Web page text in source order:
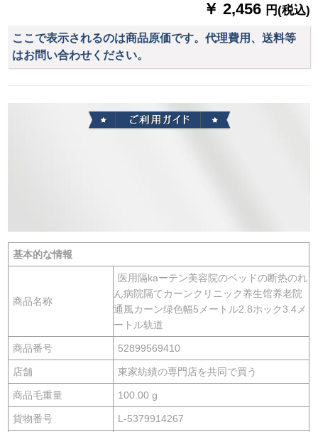
￥ 2,456 円(税込)
ここで表示されるのは商品原価です。代理費用、送料等
はお問い合わせください。
基本的な情報
商品名称
医用隔kaーテン美容院のベッドの断热のれ
ん病院隔てカーンクリニック养生馆养老院
通風カーン绿色幅5メートル2.8ホック3.4メ
ートル轨道
商品番号 52899569410
店舗 東家紡績の専門店を共同で買う
商品毛重量 100.00 g
貨物番号 L-5379914267